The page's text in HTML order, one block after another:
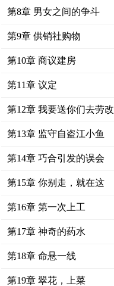
第8章 男女之间的争斗
第9章 供销社购物
第10章 商议建房
第11章 议定
第12章 我要送你们去劳改
第13章 监守自盗江小鱼
第14章 巧合引发的误会
第15章 你别走，就在这
第16章 第一次上工
第17章 神奇的药水
第18章 命悬一线
第19章 翠花，上菜